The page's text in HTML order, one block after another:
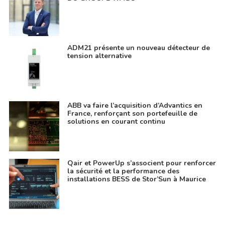
ADM21 présente un nouveau détecteur de
tension alternative
ABB va faire l’acquisition d’Advantics en
France, renforçant son portefeuille de
solutions en courant continu
Qair et PowerUp s’associent pour renforcer
la sécurité et la performance des
installations BESS de Stor’Sun à Maurice